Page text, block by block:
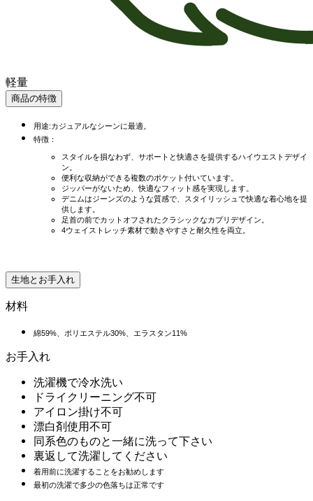
軽量
商品の特徴
用途:カジュアルなシーンに最適。
特徴：
スタイルを損なわず、サポートと快適さを提供するハイウエストデザイ
ン。
便利な収納ができる複数のポケット付いています。
ジッパーがないため、快適なフィット感を実現します。
デニムはジーンズのような質感で、スタイリッシュで快適な着心地を提
供します。
足首の前でカットオフされたクラシックなカプリデザイン。
4ウェイストレッチ素材で動きやすさと耐久性を両立。
生地とお手入れ
材料
綿59%、ポリエステル30%、エラスタン11%
お手入れ
洗濯機で冷水洗い
ドライクリーニング不可
アイロン掛け不可
漂白剤使用不可
同系色のものと一緒に洗って下さい
裏返して洗濯してください
着用前に洗濯することをお勧めします
最初の洗濯で多少の色落ちは正常です